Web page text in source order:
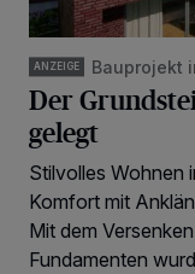
ANZEIGE Bauprojekt
Der
gelegt
Stilvolles Wohnen
Komfort mit
Mit dem
Fundamenten